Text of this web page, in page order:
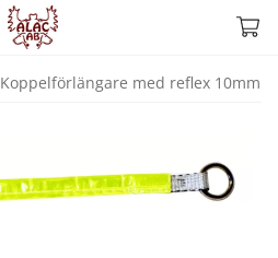
Koppelförlängare med reflex 10mm